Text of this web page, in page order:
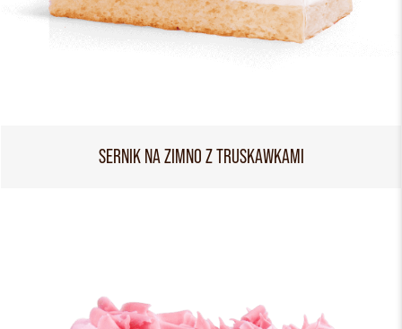
SERNIK NA ZIMNO Z TRUSKAWKAMI